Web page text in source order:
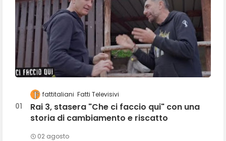
fattitaliani Fatti Televisivi
Rai 3, stasera "Che ci faccio qui" con una
storia di cambiamento e riscatto
02 agosto